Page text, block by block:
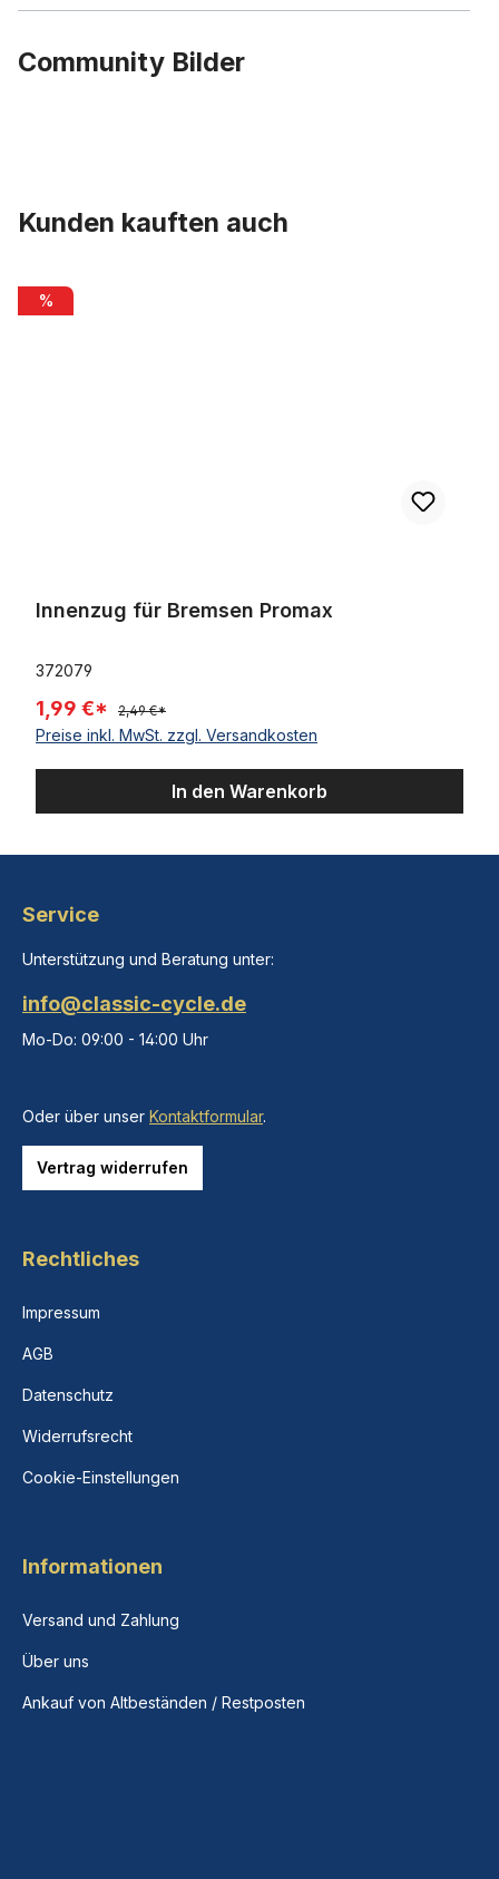
Community Bilder
Kunden kauften auch
Innenzug für Bremsen Promax
%
Innenzug für Bremsen Promax
372079
1,99 €* 2,49 €*
Preise inkl. MwSt. zzgl. Versandkosten
In den Warenkorb
Service
Unterstützung und Beratung unter:
info@classic-cycle.de
Mo-Do: 09:00 - 14:00 Uhr
Oder über unser Kontaktformular.
Vertrag widerrufen
Rechtliches
Impressum
AGB
Datenschutz
Widerrufsrecht
Cookie-Einstellungen
Informationen
Versand und Zahlung
Über uns
Ankauf von Altbeständen / Restposten